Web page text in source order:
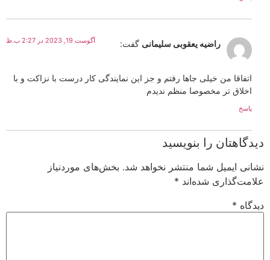
راضیه یعقوبی سلیمانی گفت: آگوست 19, 2023 در 2:27 ب.ظ
اتفاقا من خیلی جاها رفتم و جز این نمایندگی کار درست با نزاکت و با
اخلاق تر مخصوصا منظم ندیدم
پاسخ
دیدگاهتان را بنویسید
نشانی ایمیل شما منتشر نخواهد شد. بخش‌های موردنیاز
علامت‌گذاری شده‌اند*
دیدگاه*